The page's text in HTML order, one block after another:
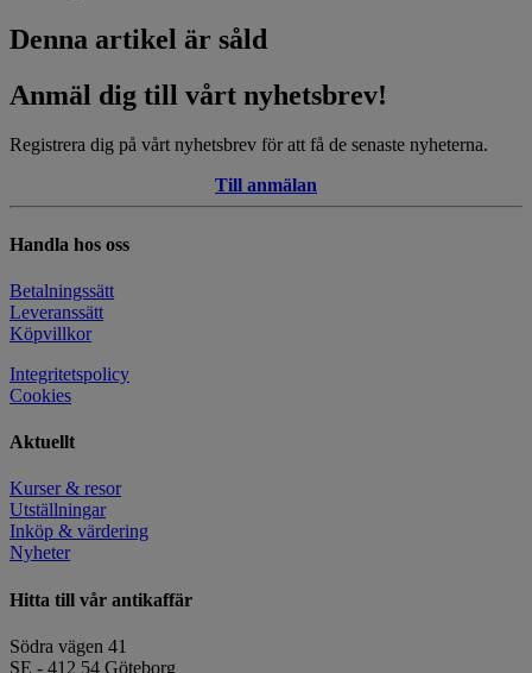
Denna artikel är såld
Anmäl dig till vårt nyhetsbrev!
Registrera dig på vårt nyhetsbrev för att få de senaste nyheterna.
Till anmälan
Handla hos oss
Betalningssätt
Leveranssätt
Köpvillkor
Integritetspolicy
Cookies
Aktuellt
Kurser & resor
Utställningar
Inköp & värdering
Nyheter
Hitta till vår antikaffär
Södra vägen 41
SE - 412 54 Göteborg